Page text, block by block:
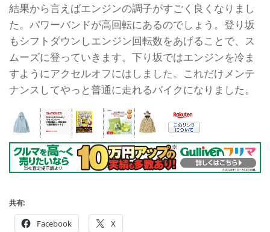
結果から言えばエンジンの調子がすごく良くなりまし
た。パワーバンドが高回転にあるのでしょう。登り坂
もシフトダウンしエンジン回転数をあげることで、ス
ムーズに登っていきます。下り坂ではエンジンを冷ま
すようにアクセルオフにはしました。これだけメンテ
ナンスしてやっと普通に走れるバイクになりました。
共有:
Facebook X